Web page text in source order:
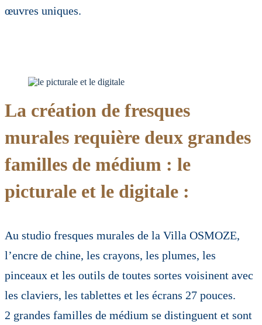
œuvres uniques.
La création de fresques
murales requière deux grandes
familles de médium : le
picturale et le digitale :
Au studio fresques murales de la Villa OSMOZE,
l’encre de chine, les crayons, les plumes, les
pinceaux et les outils de toutes sortes voisinent avec
les claviers, les tablettes et les écrans 27 pouces.
2 grandes familles de médium se distinguent et sont